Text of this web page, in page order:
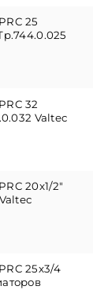
25
32
Valtec
20x1/2"
25х3/4